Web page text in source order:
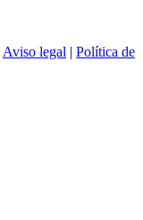
Aviso legal | Política de